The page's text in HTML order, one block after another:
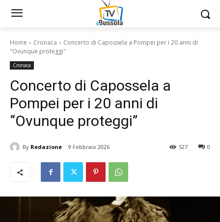
Home Cronaca
Concerto di Capossela a Pompei per i 20 anni di
"Ovunque proteggi"
Cronaca
Concerto di Capossela a
Pompei per i 20 anni di
“Ovunque proteggi”
By Redazione 9 Febbraio 2026 0
527